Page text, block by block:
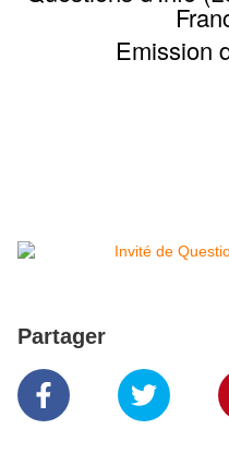
Emission
Partager